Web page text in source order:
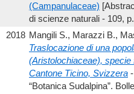
(Campanulaceae)
di scienze naturali - 109,
2018 Mangili S., Marazzi B.,
Traslocazione di una
(Aristolochiaceae),
Cantone Ticino, Svizzera
“Botanica Sudalpina”.